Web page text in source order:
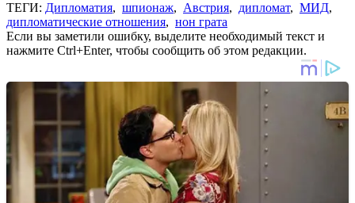
ТЕГИ: Дипломатия, шпионаж, Австрия, дипломат, МИД,
дипломатические отношения, нон грата
Если вы заметили ошибку, выделите необходимый текст и
нажмите Ctrl+Enter, чтобы сообщить об этом редакции.